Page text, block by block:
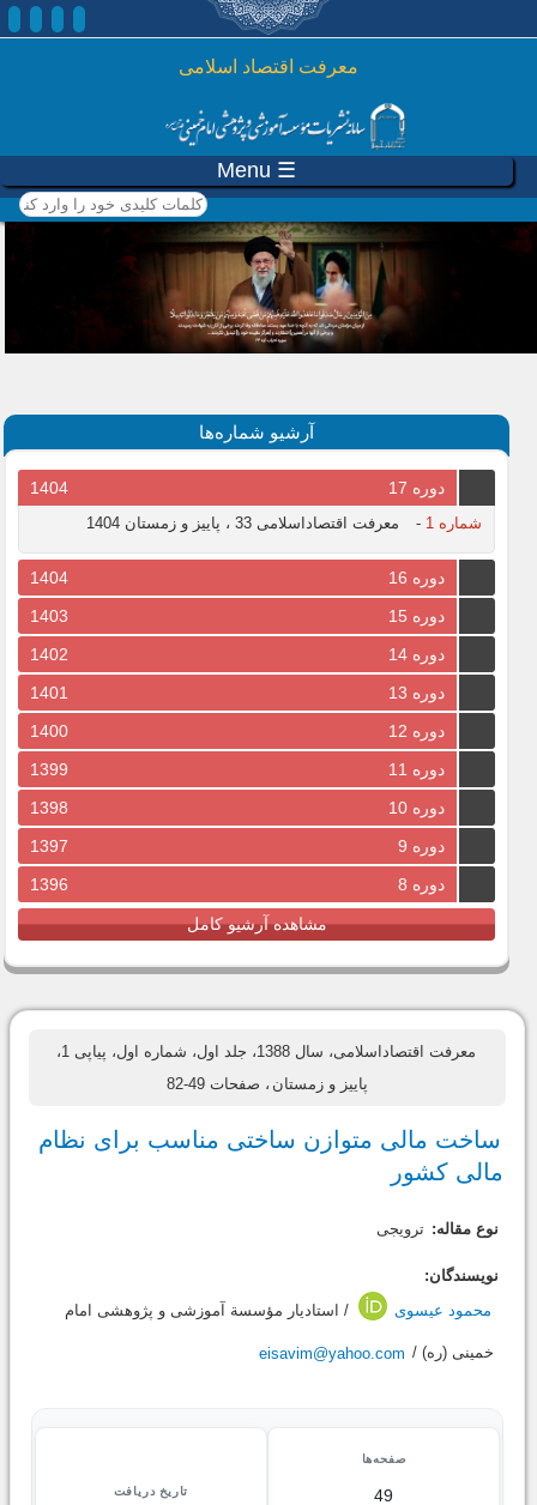
رفتن به محتوای اصلی
معرفت اقتصاد اسلامی
☰ Menu
کلمات کلیدی خود را وارد
کنید
آرشیو شماره‌ها
دوره 17 1404
شماره 1 - معرفت اقتصاداسلامی 33 ، پاییز و زمستان 1404
دوره 16
1404
دوره 15
1403
دوره 14
1402
دوره 13
1401
دوره 12
1400
دوره 11
1399
دوره 10
1398
دوره 9
1397
دوره 8
1396
مشاهده آرشیو کامل
معرفت اقتصاداسلامی، سال 1388، جلد اول، شماره اول، پیاپی 1،
پاییز و زمستان ، صفحات 49-82
ساخت مالی متوازن ساختی مناسب برای نظام
مالی کشور
نوع مقاله: ترویجی
نویسندگان:
محمود عیسوی
/ استاديار مؤسسة آموزشی و پژوهشی امام
خمینی (ره) / eisavim@yahoo.com
صفحه‌ها
49
تاریخ دریافت